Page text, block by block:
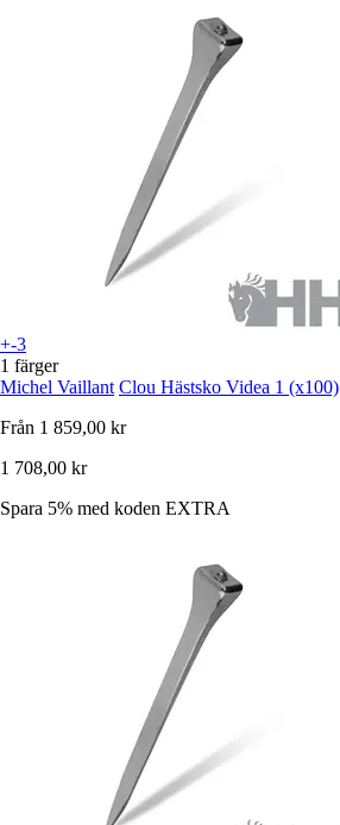
+-3
1 färger
Michel Vaillant Clou Hästsko Videa 1 (x100)
Från 1 859,00 kr
1 708,00 kr
Spara 5% med koden EXTRA